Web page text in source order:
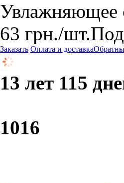
Увлажняющее
63 грн./шт.Под
Заказать Оплата и доставка
13 лет 115
1016